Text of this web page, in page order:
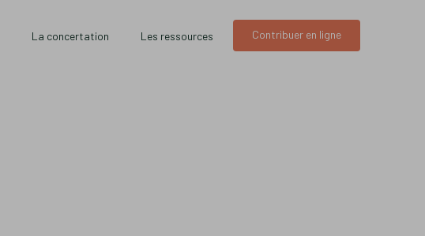
La concertation Les ressources Contribuer en ligne